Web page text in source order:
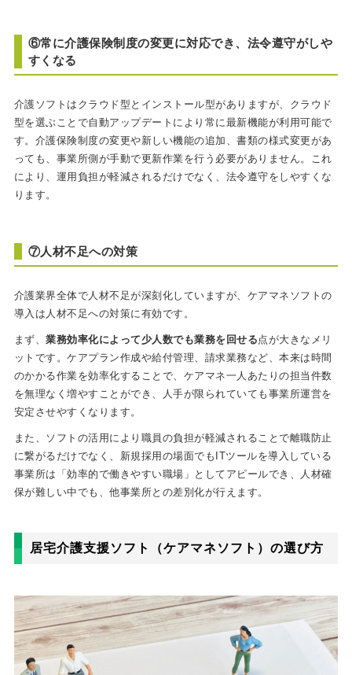
⑥常に介護保険制度の変更に対応でき、法令遵守がしや
すくなる
介護ソフトはクラウド型とインストール型がありますが、クラウド
型を選ぶことで自動アップデートにより常に最新機能が利用可能で
す。介護保険制度の変更や新しい機能の追加、書類の様式変更があ
っても、事業所側が手動で更新作業を行う必要がありません。これ
により、運用負担が軽減されるだけでなく、法令遵守をしやすくな
ります。
⑦人材不足への対策
介護業界全体で人材不足が深刻化していますが、ケアマネソフトの
導入は人材不足への対策に有効です。
まず、業務効率化によって少人数でも業務を回せる 点が大きなメリ
ットです。ケアプラン作成や給付管理、請求業務など、本来は時間
のかかる作業を効率化することで、ケアマネ一人あたりの担当件数
を無理なく増やすことができ、人手が限られていても事業所運営を
安定させやすくなります。
また、ソフトの活用により職員の負担が軽減されることで離職防止
に繋がるだけでなく、新規採用の場面でもITツールを導入している
事業所は「効率的で働きやすい職場」としてアピールでき、人材確
保が難しい中でも、他事業所との差別化が行えます。
居宅介護支援ソフト（ケアマネソフト）の選び方